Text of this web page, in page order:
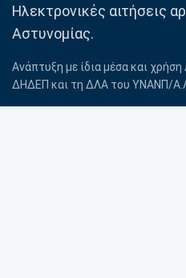
Ηλεκτρονικές αιτήσεις
Αστυνομίας.
Ανάπτυξη με ίδια μέσα και
ΔΗΔΕΠ και τη ΔΛΑ του ΥΝΑΝΠ/